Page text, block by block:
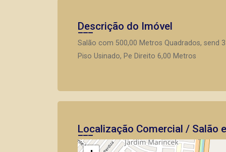
Descrição do Imóvel
Salão com 500,00 Metros Quadrados, send
Piso Usinado, Pe Direito 6,00 Metros
Localização Comercial / Salão